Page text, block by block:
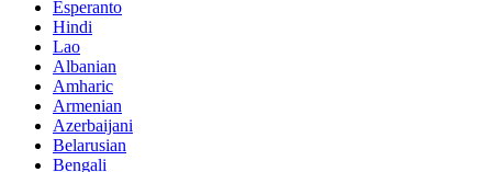
Esperanto
Hindi
Lao
Albanian
Amharic
Armenian
Azerbaijani
Belarusian
Bengali